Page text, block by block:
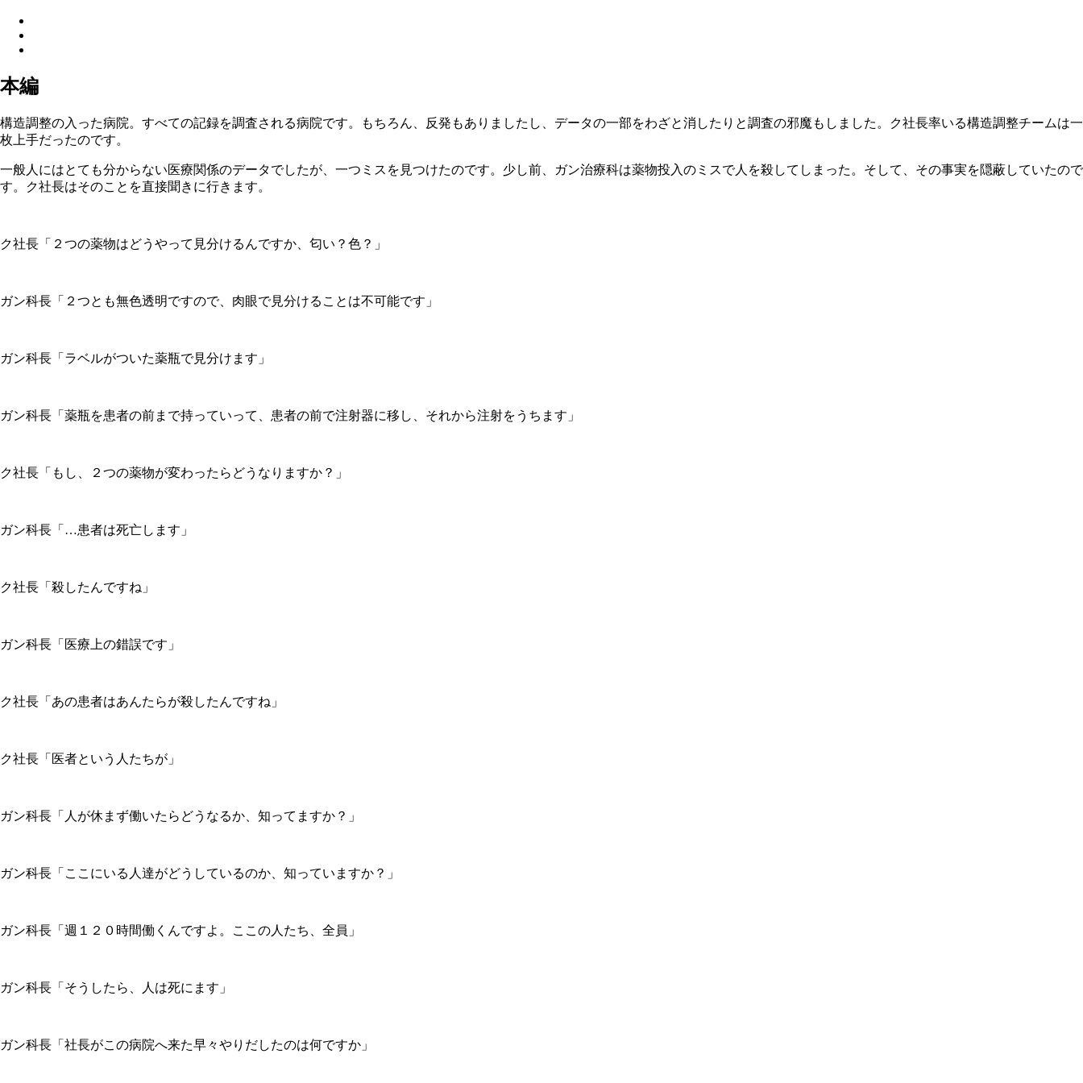
本編
構造調整の入った病院。すべての記録を調査される病院です。もちろん、反発もありましたし、データの一部をわざと消したりと調査の邪魔もしました。ク社長率いる構造調整チームは一
枚上手だったのです。
一般人にはとても分からない医療関係のデータでしたが、一つミスを見つけたのです。少し前、ガン治療科は薬物投入のミスで人を殺してしまった。そして、その事実を隠蔽していたので
す。ク社長はそのことを直接聞きに行きます。
ク社長「２つの薬物はどうやって見分けるんですか、匂い？色？」
ガン科長「２つとも無色透明ですので、肉眼で見分けることは不可能です」
ガン科長「ラベルがついた薬瓶で見分けます」
ガン科長「薬瓶を患者の前まで持っていって、患者の前で注射器に移し、それから注射をうちます」
ク社長「もし、２つの薬物が変わったらどうなりますか？」
ガン科長「…患者は死亡します」
ク社長「殺したんですね」
ガン科長「医療上の錯誤です」
ク社長「あの患者はあんたらが殺したんですね」
ク社長「医者という人たちが」
ガン科長「人が休まず働いたらどうなるか、知ってますか？」
ガン科長「ここにいる人達がどうしているのか、知っていますか？」
ガン科長「週１２０時間働くんですよ。ここの人たち、全員」
ガン科長「そうしたら、人は死にます」
ガン科長「社長がこの病院へ来た早々やりだしたのは何ですか」